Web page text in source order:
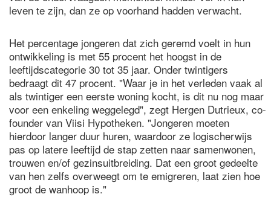
leven te zijn, dan ze op voorhand hadden verwacht.
Het percentage jongeren dat zich geremd voelt in hun
ontwikkeling is met 55 procent het hoogst in de
leeftijdscategorie 30 tot 35 jaar. Onder twintigers
bedraagt dit 47 procent. "Waar je in het verleden vaak al
als twintiger een eerste woning kocht, is dit nu nog maar
voor een enkeling weggelegd", zegt Hergen Dutrieux, co-
founder van Viisi Hypotheken. "Jongeren moeten
hierdoor langer duur huren, waardoor ze logischerwijs
pas op latere leeftijd de stap zetten naar samenwonen,
trouwen en/of gezinsuitbreiding. Dat een groot gedeelte
van hen zelfs overweegt om te emigreren, laat zien hoe
groot de wanhoop is."